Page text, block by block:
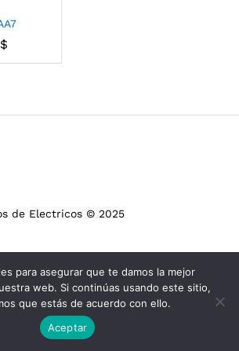
$
de Electricos © 2025
para asegurar que te damos la mejor
web. Si continúas usando este sitio,
que estás de acuerdo con ello.
Aceptar